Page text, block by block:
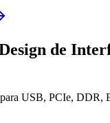
de
para USB, PCIe, DDR,